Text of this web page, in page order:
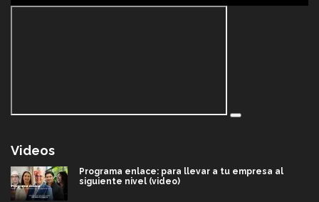
Videos
Programa enlace: para llevar a tu empresa al
siguiente nivel (video)